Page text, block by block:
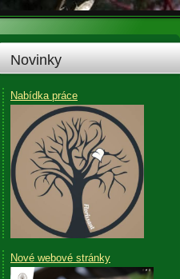
Novinky
Nabídka práce
Nové webové stránky